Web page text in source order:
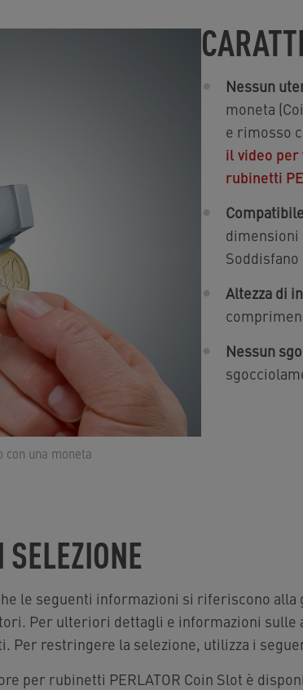
con una moneta
Nessun
moneta
e rimosso
il video
rubinetti
dimensioni
Altezza di
Nessun
le seguenti informazioni si riferiscono
Per ulteriori dettagli e informazioni sulle
Per restringere la selezione, utilizza i
per rubinetti PERLATOR Coin Slot è